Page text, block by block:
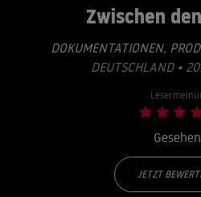
Zwischen
DOKUMENTATIONEN,
DEUTSCHLAND •
JETZT